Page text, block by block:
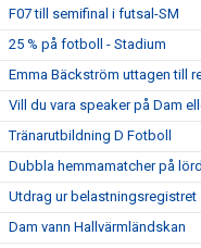
F07 till semifinal i futsal-SM
25 % på fotboll - Stadium
Emma Bäckström uttagen till
Vill du vara speaker på Dam
Tränarutbildning D Fotboll
Dubbla hemmamatcher på
Utdrag ur belastningsregistret
Dam vann Hallvärmländskan